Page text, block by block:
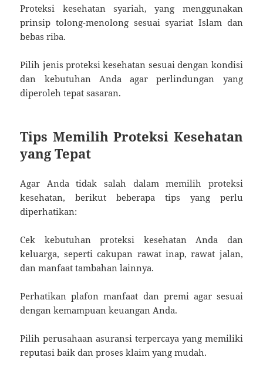
Proteksi kesehatan syariah, yang menggunakan
prinsip tolong-menolong sesuai syariat Islam dan
bebas riba.
Pilih jenis proteksi kesehatan sesuai dengan kondisi
dan kebutuhan Anda agar perlindungan yang
diperoleh tepat sasaran.
Tips Memilih Proteksi Kesehatan
yang Tepat
Agar Anda tidak salah dalam memilih proteksi
kesehatan, berikut beberapa tips yang perlu
diperhatikan:
Cek kebutuhan proteksi kesehatan Anda dan
keluarga, seperti cakupan rawat inap, rawat jalan,
dan manfaat tambahan lainnya.
Perhatikan plafon manfaat dan premi agar sesuai
dengan kemampuan keuangan Anda.
Pilih perusahaan asuransi terpercaya yang memiliki
reputasi baik dan proses klaim yang mudah.